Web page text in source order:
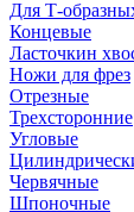
Для Т-
Концевые
Ласточкин
Ножи для фрез
Отрезные
Трехсторонние
Угловые
Червячные
Шпоночные